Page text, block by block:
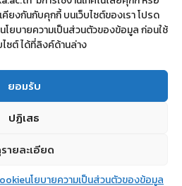
ยงกันกับคุกกี้ บนเว็บไซต์ของเรา โปรด
โยบายความเป็นส่วนตัวของข้อมูล ก่อนใช้
ไซต์ ได้ที่ลิงค์ด้านล่าง
ยอมรับ
ปฏิเสธ
ายละเอียด
นโยบายความเป็นส่วนตัวของข้อมูล
this content
school โรงเรียนปทุมคงคา